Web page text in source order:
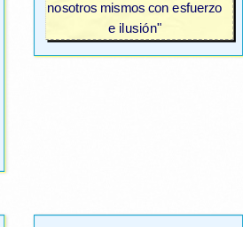
nosotros mismos con esfuerzo
e ilusión"